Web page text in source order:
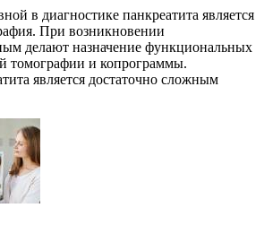
в диагностике панкреатита является
При возникновении
делают назначение функциональных
томографии и копрограммы.
является достаточно сложным